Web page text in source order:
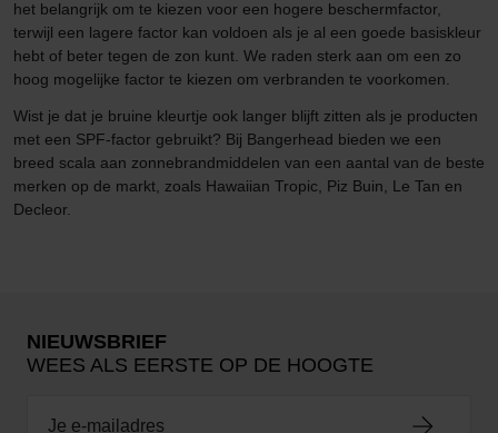
het belangrijk om te kiezen voor een hogere beschermfactor,
terwijl een lagere factor kan voldoen als je al een goede basiskleur
hebt of beter tegen de zon kunt. We raden sterk aan om een zo
hoog mogelijke factor te kiezen om verbranden te voorkomen.
Wist je dat je bruine kleurtje ook langer blijft zitten als je producten
met een SPF-factor gebruikt? Bij Bangerhead bieden we een
breed scala aan zonnebrandmiddelen van een aantal van de beste
merken op de markt, zoals Hawaiian Tropic, Piz Buin, Le Tan en
Decleor.
NIEUWSBRIEF
WEES ALS EERSTE OP DE HOOGTE